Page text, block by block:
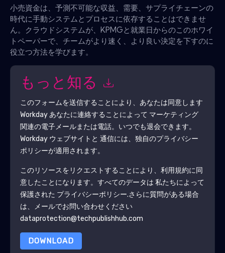
小売資金は、予測不可能な収益、需要、サプライチェーンの
時代に手動システムとプロセスに依存することはできませ
ん。クラウドシステムが、KPMGと就業日からのこのホワイ
トペーパーで、チームがより速く、より良い決定を下すのに
役立つ方法を学びます。
もっと知る
このフォームを送信することにより、あなたは同意します
Workdayあなたに連絡することによって マーケティング
関連の電子メールまたは電話。いつでも退会できます。
Workdayウェブサイトと 通信には、独自のプライバシー
ポリシーが適用されます。
このリソースをリクエストすることにより、利用規約に同
意したことになります。すべてのデータは 私たちによって
保護された プライバシーポリシー.さらに質問がある場合
は、メールでお問い合わせください
dataprotection@techpublishhub.com
DOWNLOAD